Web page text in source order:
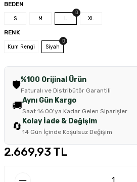
BEDEN
S M L XL
RENK
Kum Rengi Siyah
🛡️%100 Orijinal Ürün
Faturalı ve Distribütör Garantili
🚚Aynı Gün Kargo
Saat 16:00'ya Kadar Gelen Siparişler
🔄 Kolay İade & Değişim
14 Gün İçinde Koşulsuz Değişim
2.669,93 TL